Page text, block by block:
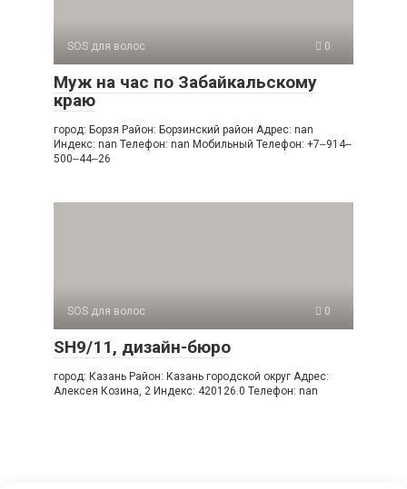
SOS для волос 0
Муж на час по Забайкальскому
краю
город: Борзя Район: Борзинский район Адрес: nan
Индекс: nan Телефон: nan Мобильный Телефон: +7‒914‒
500‒44‒26
SOS для волос 0
SH9/11, дизайн-бюро
город: Казань Район: Казань городской округ Адрес:
Алексея Козина, 2 Индекс: 420126.0 Телефон: nan